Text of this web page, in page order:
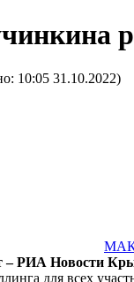
10:05 31.10.2022)
РИА Новости
для всех